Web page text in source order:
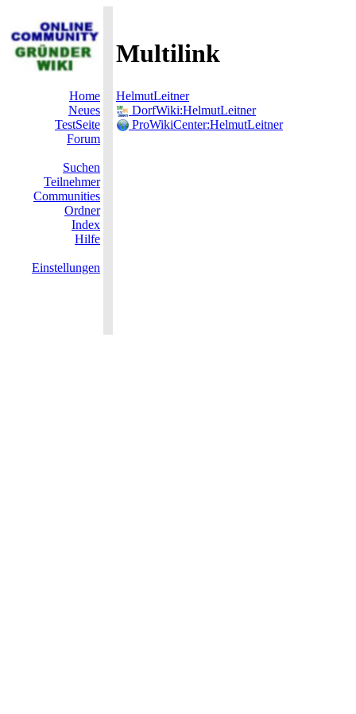
Multilink
Home
Neues
TestSeite
Forum
Suchen
Teilnehmer
Communities
Ordner
Index
Hilfe
Einstellungen
HelmutLeitner
DorfWiki:HelmutLeitner
ProWikiCenter:HelmutLeitner